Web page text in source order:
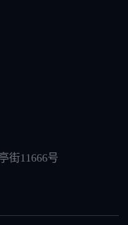
街11666号